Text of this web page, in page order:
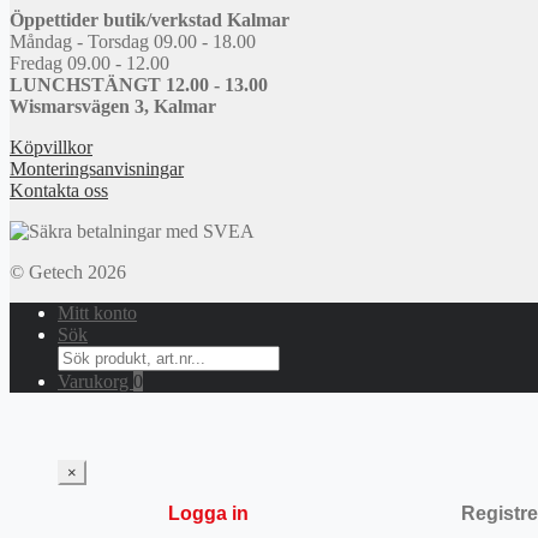
Öppettider butik/verkstad Kalmar
Måndag - Torsdag 09.00 - 18.00
Fredag 09.00 - 12.00
LUNCHSTÄNGT 12.00 - 13.00
Wismarsvägen 3, Kalmar
Köpvillkor
Monteringsanvisningar
Kontakta oss
© Getech 2026
Mitt konto
Sök
Search
for:
Varukorg 0
×
Logga in